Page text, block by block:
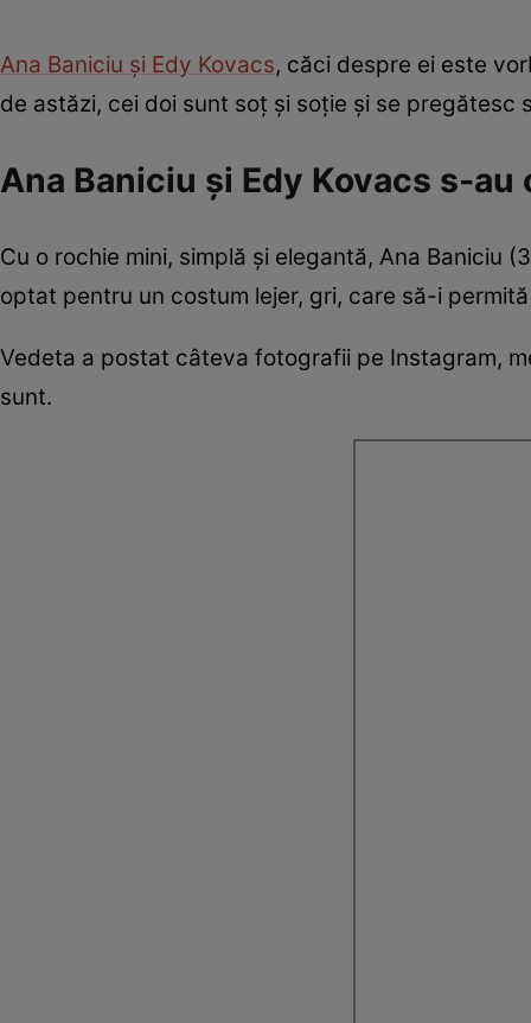
Ana Baniciu și Edy Kovacs, căci despre ei este
de astăzi, cei doi sunt soț și soție și se pregătesc
Ana Baniciu și Edy Kovacs s-
Cu o rochie mini, simplă și elegantă, Ana Baniciu
optat pentru un costum lejer, gri, care să-i
Vedeta a postat câteva fotografii pe Instagram,
sunt.